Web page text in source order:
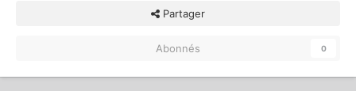
Partager
Abonnés 0